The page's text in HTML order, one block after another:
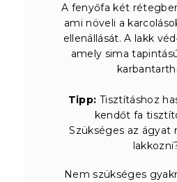
A fenyőfa két
ami növeli a
ellenállását. A lakk
amely sima
Tipp: Tisztításhoz
kendőt fa
Szükséges az ágyat
Nem szükséges